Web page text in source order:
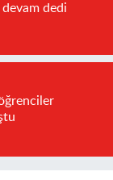
dedi